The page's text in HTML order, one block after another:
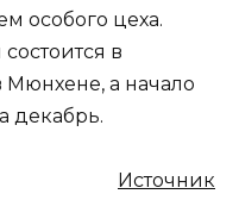
особого цеха.
в
Мюнхене, а начало
декабрь.
Источник